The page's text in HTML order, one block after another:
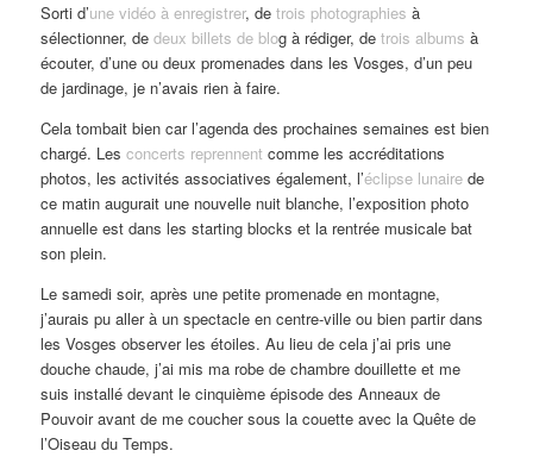
Sorti d’une vidéo à enregistrer, detrois photographies à
sélectionner, dedeux billets de blog à rédiger, detrois albums à
écouter, d’une ou deux promenades dans les Vosges, d’un peu
de jardinage, je n’avais rien à faire.
Cela tombait bien car l’agenda des prochaines semaines est bien
chargé. Lesconcerts reprennent comme les accréditations
photos, les activités associatives également, l’éclipse lunaire de
ce matin augurait une nouvelle nuit blanche, l’exposition photo
annuelle est dans les starting blocks et la rentrée musicale bat
son plein.
Le samedi soir, après une petite promenade en montagne,
j’aurais pu aller à un spectacle en centre-ville ou bien partir dans
les Vosges observer les étoiles. Au lieu de cela j’ai pris une
douche chaude, j’ai mis ma robe de chambre douillette et me
suis installé devant le cinquième épisode des Anneaux de
Pouvoir avant de me coucher sous la couette avec la Quête de
l’Oiseau du Temps.